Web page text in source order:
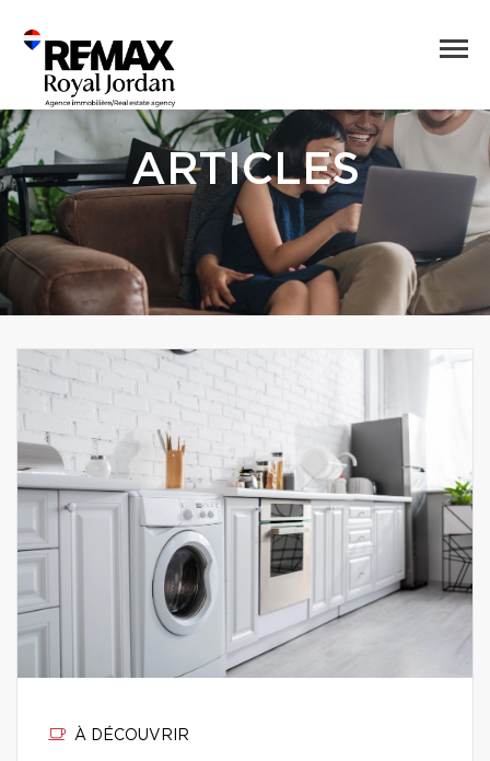
ARTICLES
À DÉCOUVRIR